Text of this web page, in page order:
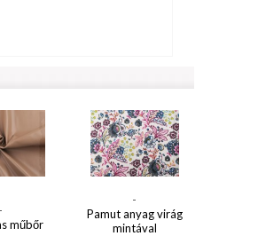
-
műbőr
-
Pamut anyag virág
mintával